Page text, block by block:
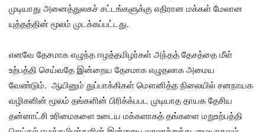
முடியாது அனைத்துலகச் சட்டங்களுக்கு எதிரான மக்கள் மேலான
யுத்தத்தின் மூலம் முடக்கப்பட்டது.
எனவே தேசமாக எழுந்த ஈழத்தமிழர்கள் அந்தத் தேசத்தை மீள்
உற்பத்தி செய்வதே இன்றைய தேசமாக எழுதலாக அமைய
வேண்டும். ஆயினும் துப்பாக்கிகள் மௌனித்த நிலையில் சனநாயக
வழிகளின் மூலம் தங்களின் பிரிக்க்பபட முடியாத தாயக தேசிய
தன்னாட்சி உரிமைகளை உடைய மக்களாகத் தங்களை மறுஉற்பத்தி